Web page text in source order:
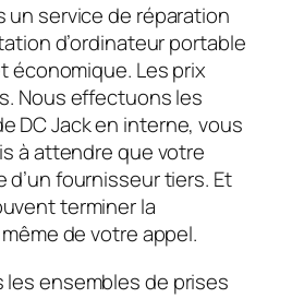
un service de réparation
d’ordinateur portable
économique. Les prix
Nous effectuons les
DC Jack en interne, vous
à attendre que votre
d’un fournisseur tiers. Et
terminer la
de votre appel.
les ensembles de prises